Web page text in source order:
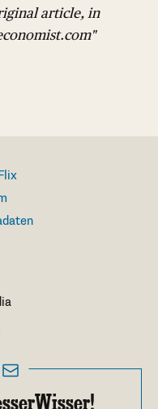
article, in